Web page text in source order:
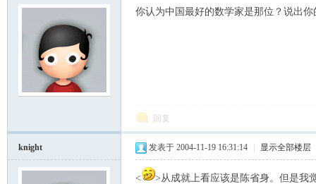
你认为中国最好的数学家是那位？说出你
回复
knight 发表于 2004-11-19 16:31:14 显示全部楼层
< >从成就上看应该是陈省身。但是我